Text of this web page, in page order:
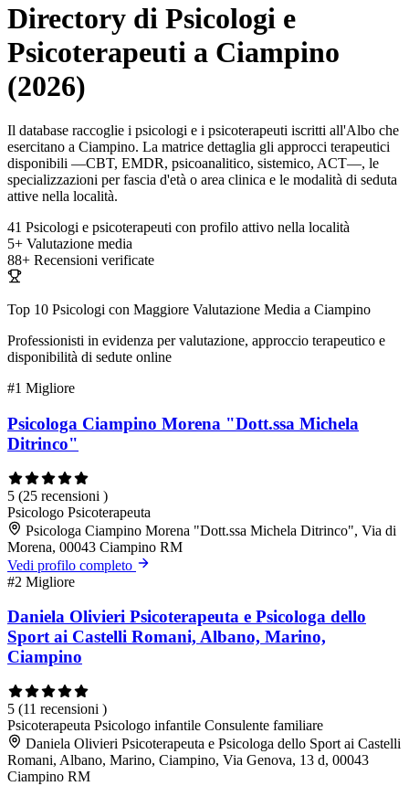
Directory di Psicologi e
Psicoterapeuti a Ciampino
(2026)
Il database raccoglie i psicologi e i psicoterapeuti iscritti all'Albo che
esercitano a Ciampino. La matrice dettaglia gli approcci terapeutici
disponibili —CBT, EMDR, psicoanalitico, sistemico, ACT—, le
specializzazioni per fascia d'età o area clinica e le modalità di seduta
attive nella località.
41 Psicologi e psicoterapeuti con profilo attivo nella località
5+ Valutazione media
88+ Recensioni verificate
Top 10 Psicologi con Maggiore Valutazione Media a Ciampino
Professionisti in evidenza per valutazione, approccio terapeutico e
disponibilità di sedute online
#1 Migliore
Psicologa Ciampino Morena "Dott.ssa Michela
Ditrinco"
5 (25 recensioni )
Psicologo Psicoterapeuta
Psicologa Ciampino Morena "Dott.ssa Michela Ditrinco", Via di
Morena, 00043 Ciampino RM
Vedi profilo completo
#2 Migliore
Daniela Olivieri Psicoterapeuta e Psicologa dello
Sport ai Castelli Romani, Albano, Marino,
Ciampino
5 (11 recensioni )
Psicoterapeuta Psicologo infantile Consulente familiare
Daniela Olivieri Psicoterapeuta e Psicologa dello Sport ai Castelli
Romani, Albano, Marino, Ciampino, Via Genova, 13 d, 00043
Ciampino RM